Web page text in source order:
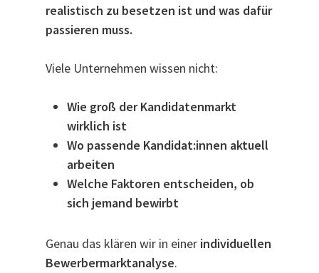
realistisch zu besetzen ist und was dafür
passieren muss.
Viele Unternehmen wissen nicht:
Wie groß der Kandidatenmarkt
wirklich ist
Wo passende Kandidat:innen aktuell
arbeiten
Welche Faktoren entscheiden, ob
sich jemand bewirbt
Genau das klären wir in einer individuellen
Bewerbermarktanalyse.